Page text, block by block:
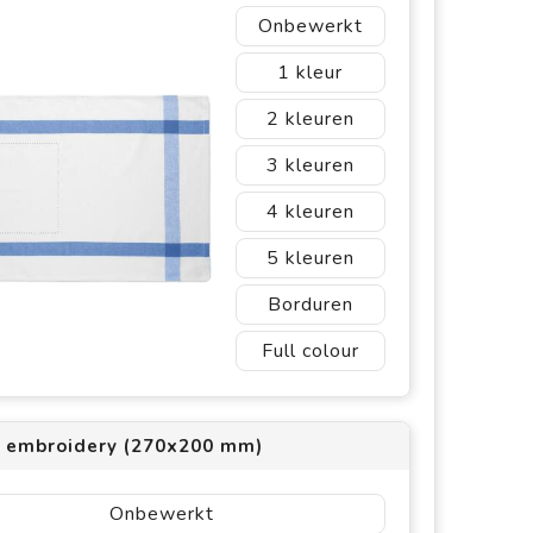
Onbewerkt
1
2
3
4
5
Borduren
Full colour
embroidery (270x200 mm)
Onbewerkt